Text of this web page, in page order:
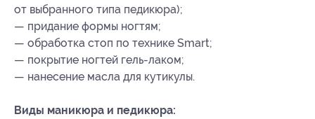
от выбранного типа педикюра);
— придание формы ногтям;
— обработка стоп по технике Smart;
— покрытие ногтей гель-лаком;
— нанесение масла для кутикулы.
Виды маникюра и педикюра: